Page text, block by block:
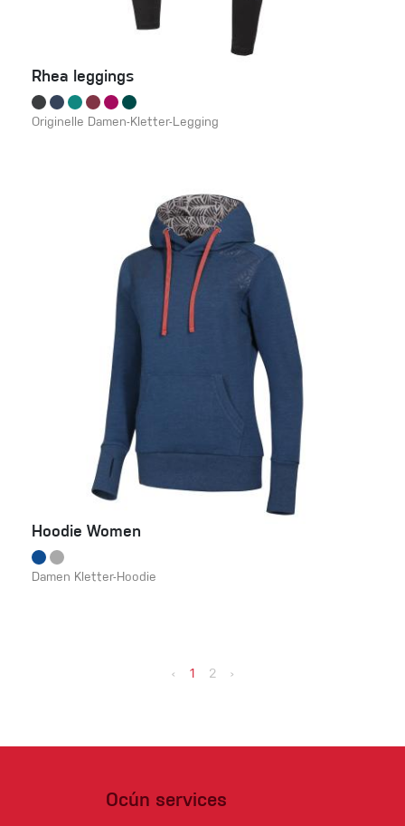
Rhea leggings
Originelle Damen-Kletter-Legging
Hoodie Women
Damen Kletter-Hoodie
‹ 1 2 ›
Ocún services